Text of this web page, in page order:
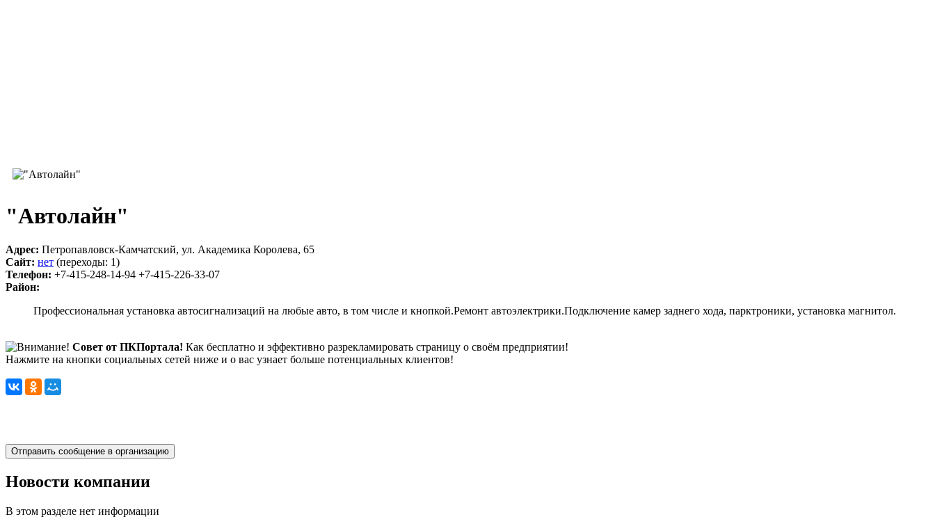
"Автолайн"
Адрес: Петропавловск-Камчатский, ул. Академика Королева, 65
Сайт: нет (переходы: 1)
Телефон: +7-415-248-14-94 +7-415-226-33-07
Район:
Профессиональная установка автосигнализаций на любые авто, в том числе и кнопкой.Ремонт автоэлектрики.Подключение камер заднего хода, парктроники, установка магнитол.
Совет от ПКПортала! Как бесплатно и эффективно разрекламировать страницу о своём предприятии!
Нажмите на кнопки социальных сетей ниже и о вас узнает больше потенциальных клиентов!
Новости компании
В этом разделе нет информации